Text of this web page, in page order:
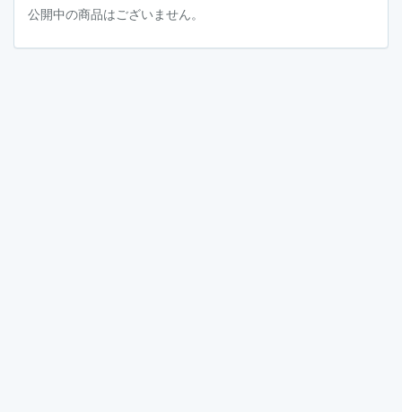
公開中の商品はございません。